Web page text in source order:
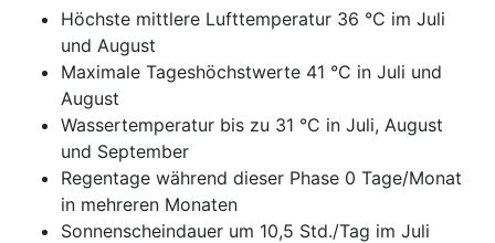
Höchste mittlere Lufttemperatur 36 °C im Juli
und August
Maximale Tageshöchstwerte 41 °C in Juli und
August
Wassertemperatur bis zu 31 °C in Juli, August
und September
Regentage während dieser Phase 0 Tage/Monat
in mehreren Monaten
Sonnenscheindauer um 10,5 Std./Tag im Juli